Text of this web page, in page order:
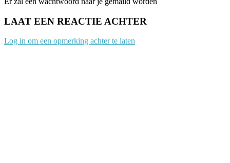
LAAT EEN REACTIE ACHTER
Log in om een opmerking achter te laten